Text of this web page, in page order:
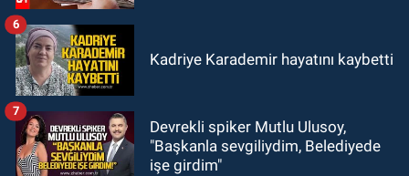
Kadriye Karademir hayatını kaybetti
6
Devrekli spiker Mutlu Ulusoy,
"Başkanla sevgiliydim, Belediyede
işe girdim"
7